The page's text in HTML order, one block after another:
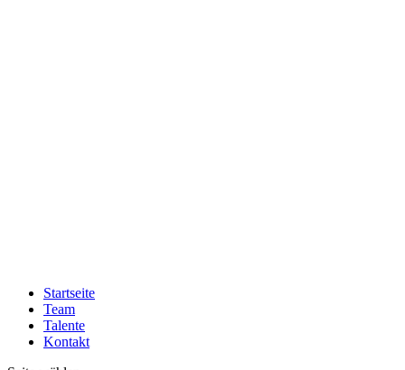
Startseite
Team
Talente
Kontakt